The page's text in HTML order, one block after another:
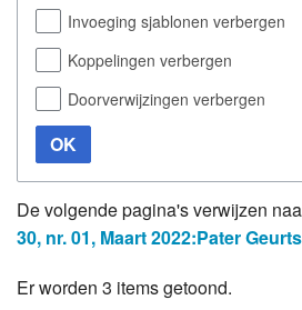
Invoeging sjablonen verbergen
Koppelingen verbergen
Doorverwijzingen verbergen
OK
De volgende pagina's verwijzen
30, nr. 01, Maart 2022:Pater
Er worden 3 items getoond.